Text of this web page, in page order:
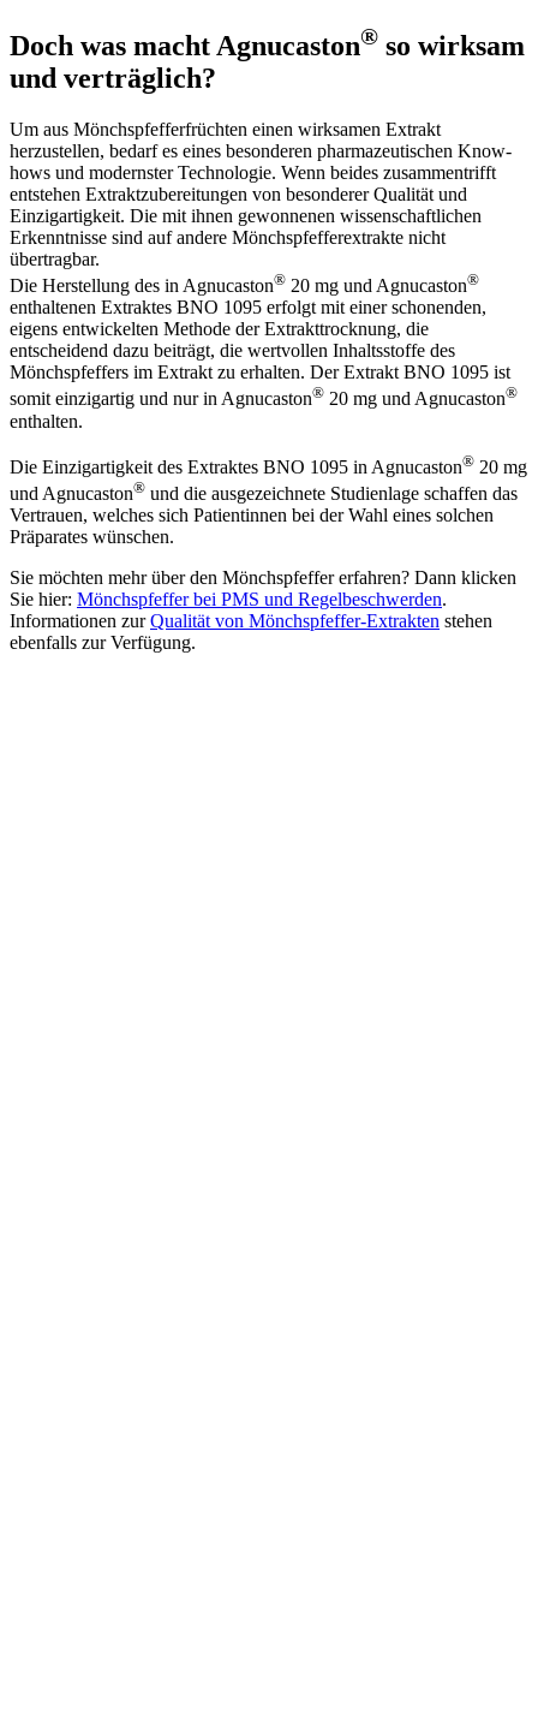
Doch was macht Agnucaston® so wirksam
und verträglich?
Um aus Mönchspfefferfrüchten einen wirksamen Extrakt
herzustellen, bedarf es eines besonderen pharmazeutischen Know-
hows und modernster Technologie. Wenn beides zusammentrifft
entstehen Extraktzubereitungen von besonderer Qualität und
Einzigartigkeit. Die mit ihnen gewonnenen wissenschaftlichen
Erkenntnisse sind auf andere Mönchspfefferextrakte nicht
übertragbar.
Die Herstellung des in Agnucaston® 20 mg und Agnucaston®
enthaltenen Extraktes BNO 1095 erfolgt mit einer schonenden,
eigens entwickelten Methode der Extrakttrocknung, die
entscheidend dazu beiträgt, die wertvollen Inhaltsstoffe des
Mönchspfeffers im Extrakt zu erhalten. Der Extrakt BNO 1095 ist
somit einzigartig und nur in Agnucaston® 20 mg und Agnucaston®
enthalten.
Die Einzigartigkeit des Extraktes BNO 1095 in Agnucaston® 20 mg
und Agnucaston® und die ausgezeichnete Studienlage schaffen das
Vertrauen, welches sich Patientinnen bei der Wahl eines solchen
Präparates wünschen.
Sie möchten mehr über den Mönchspfeffer erfahren? Dann klicken
Sie hier: Mönchspfeffer bei PMS und Regelbeschwerden.
Informationen zurQualität von Mönchspfeffer-Extrakten stehen
ebenfalls zur Verfügung.